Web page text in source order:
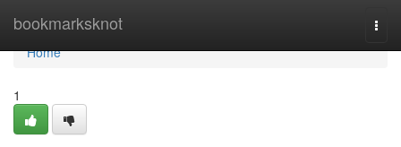
bookmarksknot
Home
Home
1